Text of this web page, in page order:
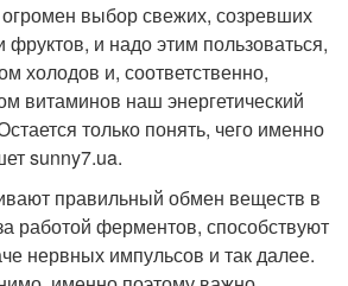
огромен выбор свежих, созревших
и надо этим пользоваться,
холодов и, соответственно,
витаминов наш энергетический
только понять, чего именно
sunny7.ua.
правильный обмен веществ в
работой ферментов, способствуют
нервных импульсов и так далее.